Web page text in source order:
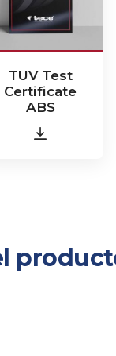
TUV Test
Certificate
ABS